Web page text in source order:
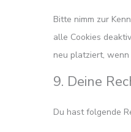
Bitte nimm zur
alle Cookies
neu platziert,
9. Deine
Du hast folgende